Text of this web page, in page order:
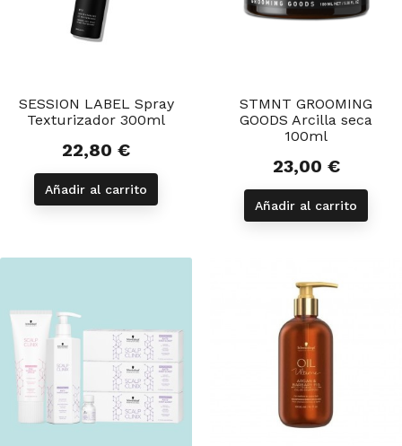
SESSION LABEL Spray
Texturizador 300ml
Precio
22,80 €
Añadir al carrito
STMNT GROOMING
GOODS Arcilla seca
100ml
Precio
23,00 €
Añadir al carrito